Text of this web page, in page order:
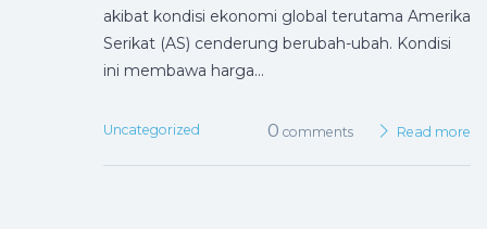
akibat kondisi ekonomi global terutama Amerika
Serikat (AS) cenderung berubah-ubah. Kondisi
ini membawa harga…
Uncategorized 0 comments Read more